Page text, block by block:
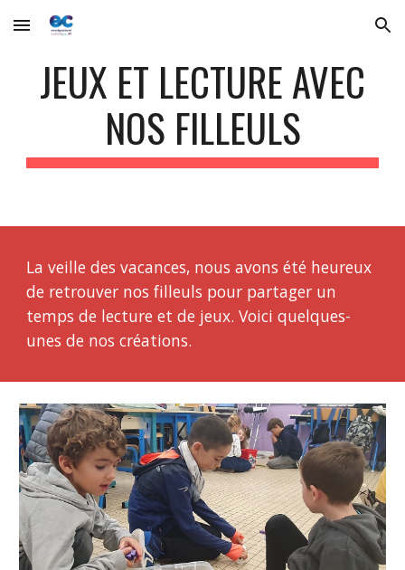
Skip to main content Skip to navigation
JEUX ET LECTURE AVEC
NOS FILLEULS
La veille des vacances, nous avons été heureux
de retrouver nos filleuls pour partager un
temps de lecture et de jeux. Voici quelques-
unes de nos créations.